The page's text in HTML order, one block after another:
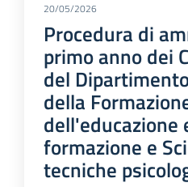
20/05/2026
Procedura di
primo anno dei
del
della
dell'educazione
formazione e
tecniche